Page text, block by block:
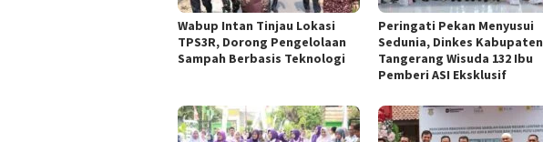
Wabup Intan Tinjau Lokasi
TPS3R, Dorong Pengelolaan
Sampah Berbasis Teknologi
Peringati Pekan Menyusui
Sedunia, Dinkes Kabupaten
Tangerang Wisuda 132 Ibu
Pemberi ASI Eksklusif